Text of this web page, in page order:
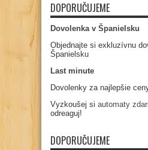
DOPORUČUJEME
Dovolenka v Španielsku
Objednajte si exkluzívnu
Španielsku
Last minute
Dovolenky za najlepšie
Vyzkoušej si automaty
odreaguj!
DOPORUČUJEME